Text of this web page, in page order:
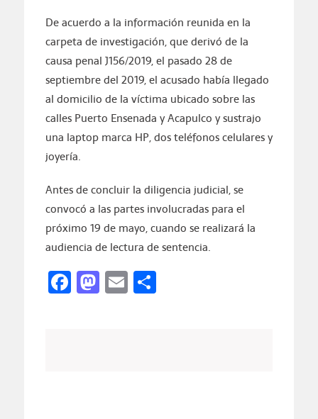
De acuerdo a la información reunida en la
carpeta de investigación, que derivó de la
causa penal J156/2019, el pasado 28 de
septiembre del 2019, el acusado había llegado
al domicilio de la víctima ubicado sobre las
calles Puerto Ensenada y Acapulco y sustrajo
una laptop marca HP, dos teléfonos celulares y
joyería.
Antes de concluir la diligencia judicial, se
convocó a las partes involucradas para el
próximo 19 de mayo, cuando se realizará la
audiencia de lectura de sentencia.
Facebook
Mastodon
EmailCompartir